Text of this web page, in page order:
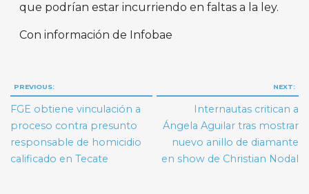
que podrían estar incurriendo en faltas a la ley.
Con información de Infobae
Navegación
de
entradas
PREVIOUS:
FGE obtiene vinculación a
proceso contra presunto
responsable de homicidio
calificado en Tecate
NEXT:
Internautas critican a
Ángela Aguilar tras mostrar
nuevo anillo de diamante
en show de Christian Nodal